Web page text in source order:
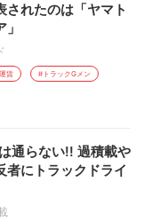
れたのは「ヤマト
賃 #トラックGメン
通らない!! 過積載や
者にトラックドライ